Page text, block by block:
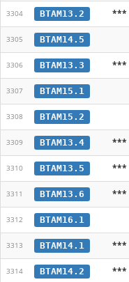
3304 BTAM13.2 ***
3305 BTAM14.5
3306 BTAM13.3 ***
3307 BTAM15.1
3308 BTAM15.2
3309 BTAM13.4 ***
3310 BTAM13.5 ***
3311 BTAM13.6 ***
3312 BTAM16.1
3313 BTAM14.1 ***
3314 BTAM14.2 ***